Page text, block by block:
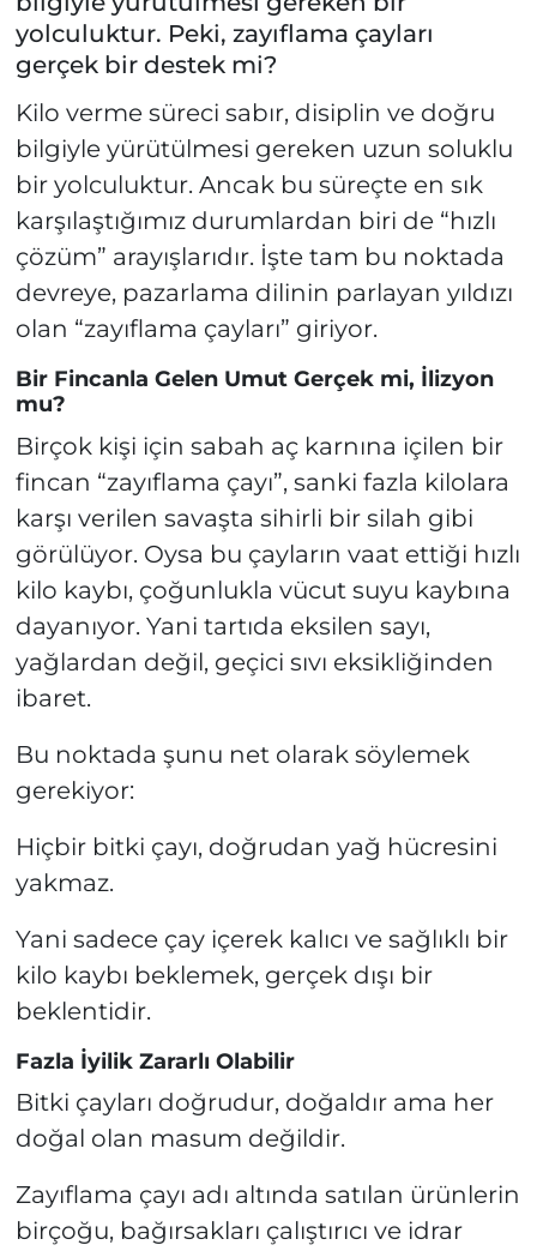
yolculuktur. Peki, zayıflama çayları
gerçek bir destek mi?
Kilo verme süreci sabır, disiplin ve doğru
bilgiyle yürütülmesi gereken uzun soluklu
bir yolculuktur. Ancak bu süreçte en sık
karşılaştığımız durumlardan biri de “hızlı
çözüm” arayışlarıdır. İşte tam bu noktada
devreye, pazarlama dilinin parlayan yıldızı
olan “zayıflama çayları” giriyor.
Bir Fincanla Gelen Umut Gerçek mi, İlizyon
mu?
Birçok kişi için sabah aç karnına içilen bir
fincan “zayıflama çayı”, sanki fazla kilolara
karşı verilen savaşta sihirli bir silah gibi
görülüyor. Oysa bu çayların vaat ettiği hızlı
kilo kaybı, çoğunlukla vücut suyu kaybına
dayanıyor. Yani tartıda eksilen sayı,
yağlardan değil, geçici sıvı eksikliğinden
ibaret.
Bu noktada şunu net olarak söylemek
gerekiyor:
Hiçbir bitki çayı, doğrudan yağ hücresini
yakmaz.
Yani sadece çay içerek kalıcı ve sağlıklı bir
kilo kaybı beklemek, gerçek dışı bir
beklentidir.
Fazla İyilik Zararlı Olabilir
Bitki çayları doğrudur, doğaldır ama her
doğal olan masum değildir.
Zayıflama çayı adı altında satılan ürünlerin
birçoğu, bağırsakları çalıştırıcı ve idrar